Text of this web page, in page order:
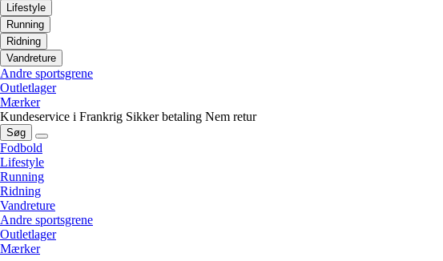
Lifestyle
Running
Ridning
Vandreture
Andre sportsgrene
Outletlager
Mærker
Kundeservice i Frankrig Sikker betaling Nem retur
Søg
Fodbold
Lifestyle
Running
Ridning
Vandreture
Andre sportsgrene
Outletlager
Mærker